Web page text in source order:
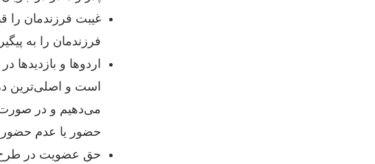
غیبت فرزندمان را
فرزندمان را به
اردوها و
است و اصلی‌ترین
می‌دهیم و در صورت
حضور یا عدم حضور
حق عضویت در طرح